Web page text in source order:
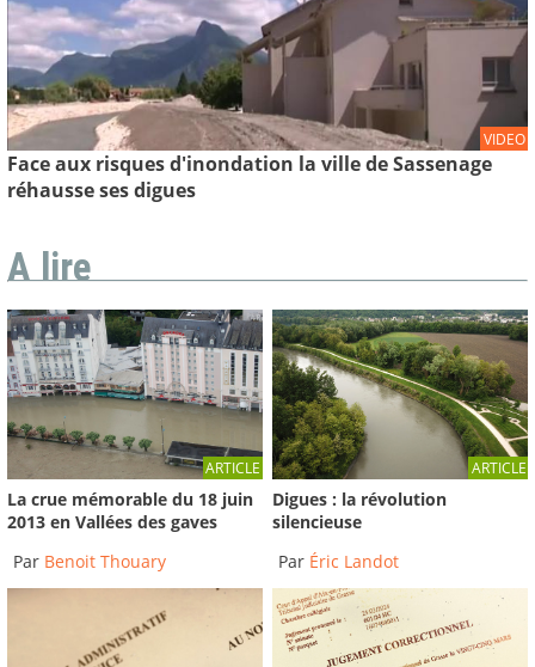
VIDEO
Face aux risques d'inondation la ville de Sassenage
réhausse ses digues
A lire
ARTICLE
La crue mémorable du 18 juin
2013 en Vallées des gaves
Par Benoit Thouary
ARTICLE
Digues : la révolution
silencieuse
Par Éric Landot